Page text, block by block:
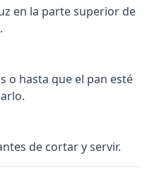
en la parte superior de
o hasta que el pan esté
de cortar y servir.